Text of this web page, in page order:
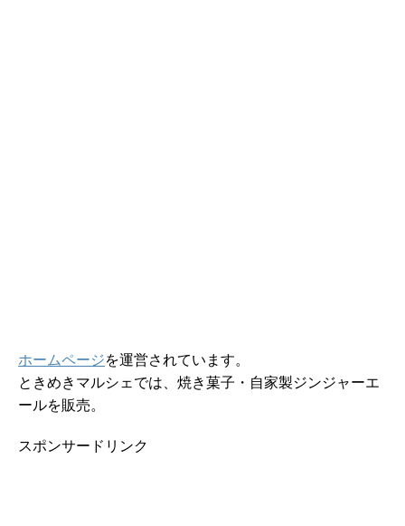
ホームページを運営されています。
ときめきマルシェでは、焼き菓子・自家製ジンジャーエ
ールを販売。
スポンサードリンク